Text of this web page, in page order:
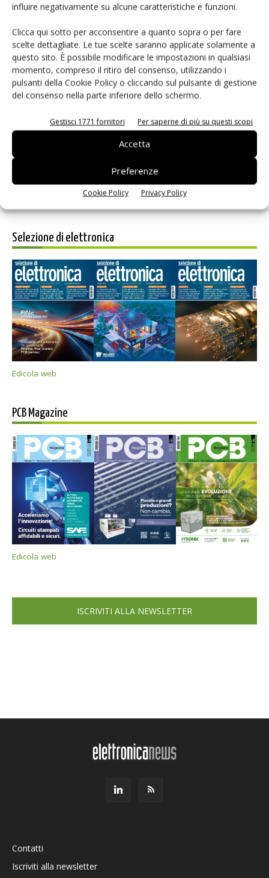
influire negativamente su alcune caratteristiche e funzioni.
Clicca qui sotto per acconsentire a quanto sopra o per fare
scelte dettagliate. Le tue scelte saranno applicate solamente a
questo sito. È possibile modificare le impostazioni in qualsiasi
momento, compreso il ritiro del consenso, utilizzando i
pulsanti della Cookie Policy o cliccando sul pulsante di gestione
del consenso nella parte inferiore dello schermo.
Gestisci 1771 fornitori Per saperne di più su questi scopi
Accetta
Preferenze
Cookie Policy Privacy Policy
prossimi commenti.
Selezione di elettronica
Edicola web
PCB Magazine
Edicola web
ISCRIVITI ALLA NEWSLETTER
Contatti
Iscriviti alla newsletter